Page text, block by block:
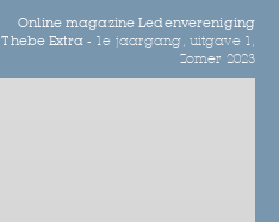
Online magazine Ledenvereniging
Thebe Extra -
1e jaargang, uitgave 1,
Zomer 2023